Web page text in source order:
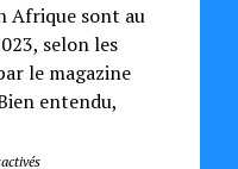
Afrique sont au
selon les
le magazine
entendu,